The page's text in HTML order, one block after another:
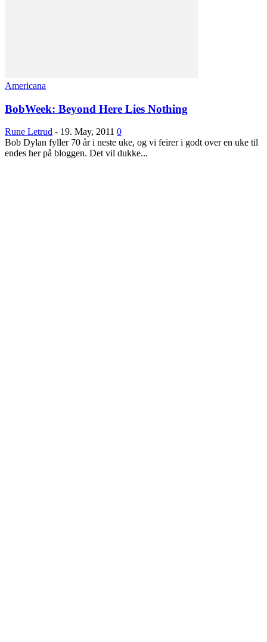
Americana
BobWeek: Beyond Here Lies Nothing
Rune Letrud - 19. May, 2011 0
Bob Dylan fyller 70 år i neste uke, og vi feirer i godt over en uke til
endes her på bloggen. Det vil dukke...